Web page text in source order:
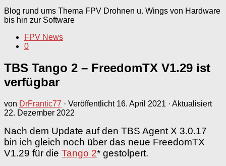
Blog rund ums Thema FPV Drohnen u. Wings von Hardware
bis hin zur Software
FPV News
0
TBS Tango 2 – FreedomTX V1.29 ist
verfügbar
von DrFrantic77 · Veröffentlicht 16. April 2021 · Aktualisiert
22. Dezember 2022
Nach dem Update auf den TBS Agent X 3.0.17
bin ich gleich noch über das neue FreedomTX
V1.29 für die Tango 2* gestolpert.